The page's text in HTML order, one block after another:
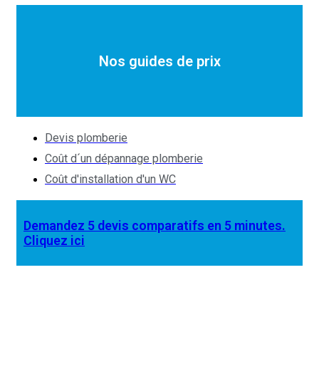
Nos guides de prix
Devis plomberie
Coût d´un dépannage plomberie
Coût d'installation d'un WC
Demandez 5 devis comparatifs en 5 minutes.
Cliquez ici